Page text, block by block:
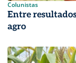
Colunistas
Entre
agro